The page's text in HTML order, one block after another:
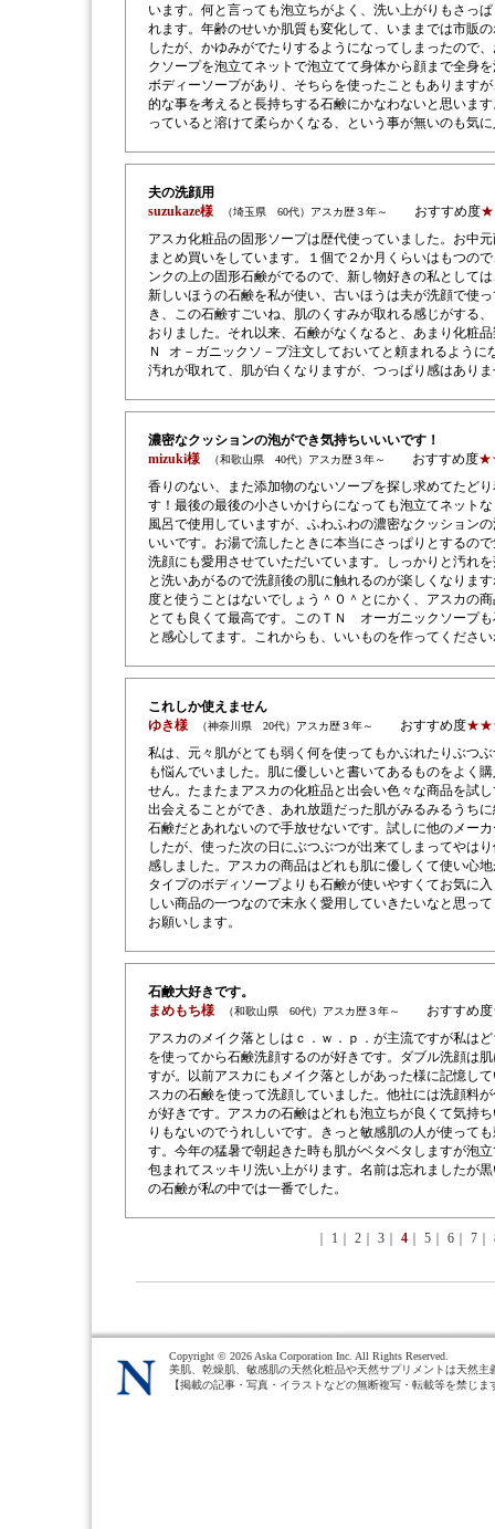
います。何と言っても泡立ちがよく、洗い上がりもさっ
れます。年齢のせいか肌質も変化して、いままでは市販
したが、かゆみがでたりするようになってしまったので
クソープを泡立てネットで泡立てて身体から顔まで全身
ボディーソープがあり、そちらを使ったこともあります
的な事を考えると長持ちする石鹸にかなわないと思いま
っていると溶けて柔らかくなる、という事が無いのも気
夫の洗顔用
suzukaze様
（埼玉県 60代）アスカ歴３年～ おすすめ度
アスカ化粧品の固形ソープは歴代使っていました。お中
まとめ買いをしています。１個で２か月くらいはもつの
ンクの上の固形石鹸がでるので、新し物好きの私として
新しいほうの石鹸を私が使い、古いほうは夫が洗顔で使
き、この石鹸すごいね、肌のくすみが取れる感じがする
おりました。それ以来、石鹸がなくなると、あまり化粧
Ｎ オ－ガニックソ－プ注文しておいてと頼まれるように
汚れが取れて、肌が白くなりますが、つっぱり感はあり
濃密なクッションの泡ができ気持ちいいいです！
mizuki様
（和歌山県 40代）アスカ歴３年～ おすすめ度
香りのない、また添加物のないソープを探し求めてたど
す！最後の最後の小さいかけらになっても泡立てネット
風呂で使用していますが、ふわふわの濃密なクッション
いいです。お湯で流したときに本当にさっぱりとするの
洗顔にも愛用させていただいています。しっかりと汚れ
と洗いあがるので洗顔後の肌に触れるのが楽しくなりま
度と使うことはないでしょう＾０＾とにかく、アスカの
とても良くて最高です。このＴＮ オーガニックソープ
と感心してます。これからも、いいものを作ってくださ
これしか使えません
ゆき様
（神奈川県 20代）アスカ歴３年～ おすすめ度
私は、元々肌がとても弱く何を使ってもかぶれたりぶつ
も悩んでいました。肌に優しいと書いてあるものをよく
せん。たまたまアスカの化粧品と出会い色々な商品を試
出会えることができ、あれ放題だった肌がみるみるうち
石鹸だとあれないので手放せないです。試しに他のメー
したが、使った次の日にぶつぶつが出来てしまってやは
感しました。アスカの商品はどれも肌に優しくて使い心
タイプのボディソープよりも石鹸が使いやすくてお気に
しい商品の一つなので末永く愛用していきたいなと思っ
お願いします。
石鹸大好きです。
まめもち様
（和歌山県 60代）アスカ歴３年～ おすすめ度
アスカのメイク落としはｃ．ｗ．ｐ．が主流ですが私は
を使ってから石鹸洗顔するのが好きです。ダブル洗顔は
すが。以前アスカにもメイク落としがあった様に記憶し
スカの石鹸を使って洗顔していました。他社には洗顔料
が好きです。アスカの石鹸はどれも泡立ちが良くて気持
りもないのでうれしいです。きっと敏感肌の人が使って
す。今年の猛暑で朝起きた時も肌がベタベタしますが泡
包まれてスッキリ洗い上がります。名前は忘れましたが
の石鹸が私の中では一番でした。
1 2 3 4 5 6 7
Copyright © 2026 Aska Corporation Inc. All Rights Reserved.
美肌、乾燥肌、敏感肌の天然化粧品や天然サプリメントは天然主
【掲載の記事・写真・イラストなどの無断複写・転載等を禁じま